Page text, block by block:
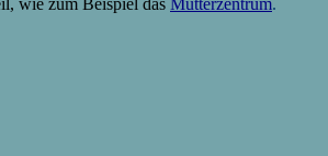
wie zum Beispiel das Mütterzentrum.